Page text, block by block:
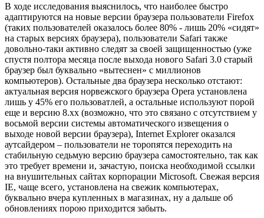
В ходе исследования выяснилось, что наиболее быстро
адаптируются на новые версии браузера пользователи Firefox
(таких пользователей оказалось более 80% - лишь 20% «сидят»
на старых версиях браузера), пользователи Safari также
довольно-таки активно следят за своей защищенностью (уже
спустя полтора месяца после выхода нового Safari 3.0 старый
браузер был буквально «вытеснен» с миллионов
компьютеров). Остальные два браузера несколько отстают:
актуальная версия норвежского браузера Opera установлена
лишь у 45% его пользоватлей, а остальные используют порой
еще и версию 8.хх (возможно, что это связано с отсутствием у
восьмой версии системы автоматического извещения о
выходе новой версии браузера), Internet Explorer оказался
аутсайдером – пользователи не торопятся переходить на
стабильную седьмую версию браузера самостоятельно, так как
это требует времени и, зачастую, поиска необходимой ссылки
на внушительных сайтах корпорации Microsoft. Свежая версия
IE, чаще всего, установлена на свежик компьютерах,
буквально вчера купленных в магазинах, ну а дальше об
обновлениях порою приходится забыть.